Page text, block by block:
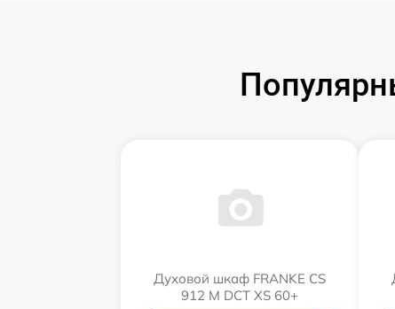
Духовой шкаф FRANKE CS
912 M DCT XS 60+